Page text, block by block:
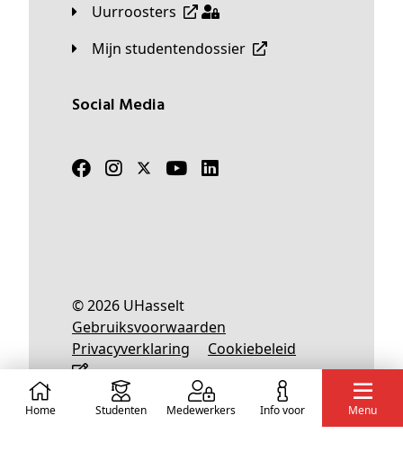
Uurroosters
Mijn studentendossier
Social Media
© 2026 UHasselt
Gebruiksvoorwaarden
Privacyverklaring
Cookiebeleid
Nederlands English
Home Studenten Medewerkers info voor Menu